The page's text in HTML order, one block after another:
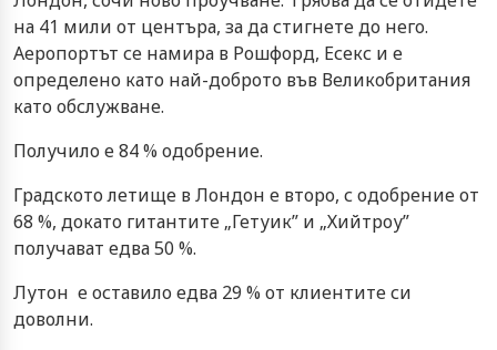
на 41 мили от центъра, за да стигнете до него.
Аеропортът се намира в Рошфорд, Есекс и е
определено като най-доброто във Великобритания
като обслужване.
Получило е 84 % одобрение.
Градското летище в Лондон е второ, с одобрение от
68 %, докато гитантите „Гетуик” и „Хийтроу”
получават едва 50 %.
Лутон е оставило едва 29 % от клиентите си
доволни.